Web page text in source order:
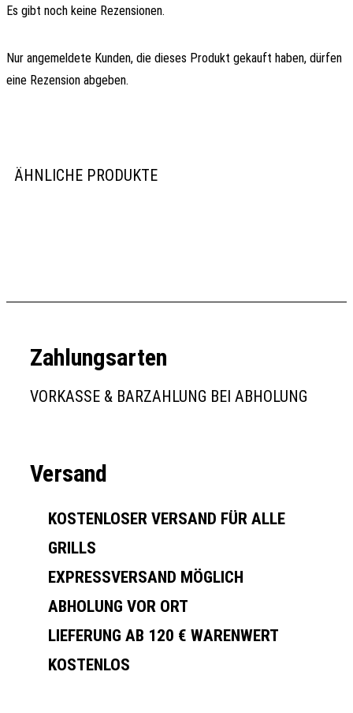
Es gibt noch keine Rezensionen.
Nur angemeldete Kunden, die dieses Produkt gekauft haben, dürfen
eine Rezension abgeben.
ÄHNLICHE PRODUKTE
Zahlungsarten
VORKASSE & BARZAHLUNG BEI ABHOLUNG
Versand
KOSTENLOSER VERSAND FÜR ALLE
GRILLS
EXPRESSVERSAND MÖGLICH
ABHOLUNG VOR ORT
LIEFERUNG AB 120 € WARENWERT
KOSTENLOS